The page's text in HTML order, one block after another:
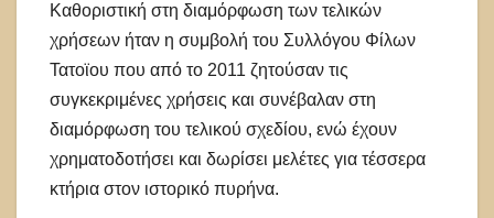
Καθοριστική στη διαμόρφωση των τελικών
χρήσεων ήταν η συμβολή του Συλλόγου Φίλων
Τατοϊου που από το 2011 ζητούσαν τις
συγκεκριμένες χρήσεις και συνέβαλαν στη
διαμόρφωση του τελικού σχεδίου, ενώ έχουν
χρηματοδοτήσει και δωρίσει μελέτες για τέσσερα
κτήρια στον ιστορικό πυρήνα.